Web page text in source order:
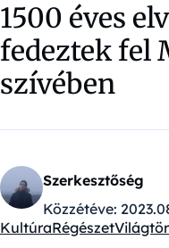
1500 éves
fedeztek fel
szívében
Szerkesztőség
Közzétéve:
Kategóriák:
KultúraRégészet